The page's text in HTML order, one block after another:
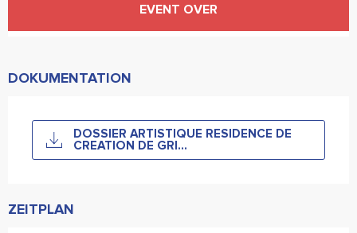
EVENT OVER
DOKUMENTATION
DOSSIER ARTISTIQUE RESIDENCE DE
CREATION DE GRI...
ZEITPLAN